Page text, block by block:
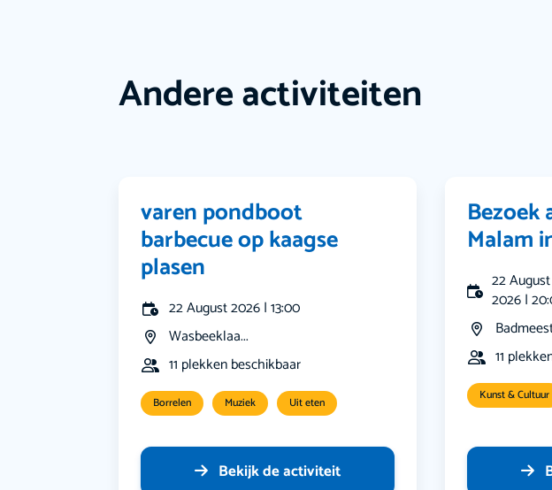
Andere activiteiten
varen pondboot
barbecue op kaagse
plasen
22 August 2026 | 13:00
Wasbeeklaa...
11 plekken beschikbaar
Borrelen Muziek Uit eten
Bekijk de activiteit
Bezoek
Malam
22
2026 |
11
Kunst & Cultuur